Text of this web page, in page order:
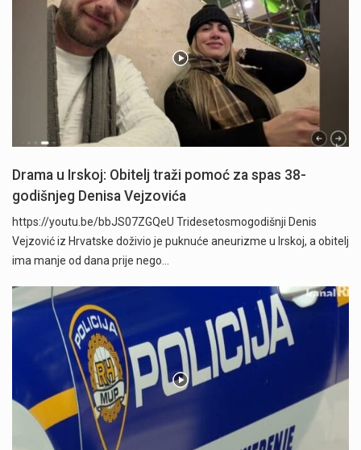
Drama u Irskoj: Obitelj traži pomoć za spas 38-
godišnjeg Denisa Vejzovića
https://youtu.be/bbJS07ZGQeU Tridesetosmogodišnji Denis
Vejzović iz Hrvatske doživio je puknuće aneurizme u Irskoj, a obitelj
ima manje od dana prije nego…